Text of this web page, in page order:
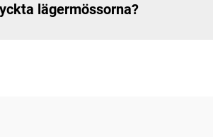
lägermössorna?